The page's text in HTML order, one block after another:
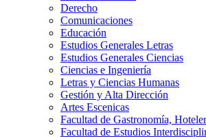
Derecho
Comunicaciones
Educación
Estudios Generales Letras
Estudios Generales Ciencias
Ciencias e Ingeniería
Letras y Ciencias Humanas
Gestión y Alta Dirección
Artes Escenicas
Facultad de Gastronomía,
Facultad de Estudios